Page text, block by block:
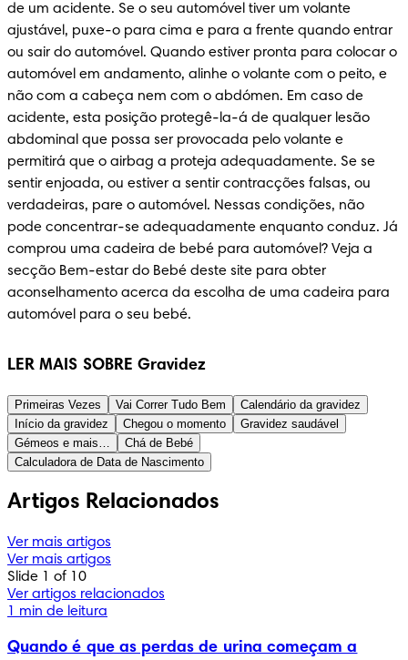
de um acidente. Se o seu automóvel tiver um volante
ajustável, puxe-o para cima e para a frente quando entrar
ou sair do automóvel. Quando estiver pronta para colocar o
automóvel em andamento, alinhe o volante com o peito, e
não com a cabeça nem com o abdómen. Em caso de
acidente, esta posição protegê-la-á de qualquer lesão
abdominal que possa ser provocada pelo volante e
permitirá que o airbag a proteja adequadamente. Se se
sentir enjoada, ou estiver a sentir contracções falsas, ou
verdadeiras, pare o automóvel. Nessas condições, não
pode concentrar-se adequadamente enquanto conduz. Já
comprou uma cadeira de bebé para automóvel? Veja a
secção Bem-estar do Bebé deste site para obter
aconselhamento acerca da escolha de uma cadeira para
automóvel para o seu bebé.
LER MAIS SOBRE Gravidez
Primeiras Vezes Vai Correr Tudo Bem
Calendário da gravidez
Início da gravidez
Chegou o momento
Gravidez saudável
Gémeos e mais…
Chá de Bebé
Calculadora de Data de Nascimento
Artigos Relacionados
Ver mais artigos
Ver mais artigos
Slide 1 of 10
Ver artigos relacionados
1 min de leitura
Quando é que as perdas de urina começam a